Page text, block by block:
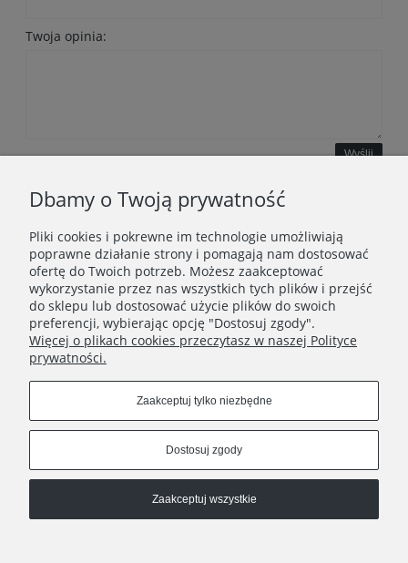
Twoja opinia:
Wyślij
WAŻNE INFORMACJE
POLECANE STRONY
Dbamy o Twoją prywatność
Pliki cookies i pokrewne im technologie umożliwiają
poprawne działanie strony i pomagają nam dostosować
ofertę do Twoich potrzeb. Możesz zaakceptować
wykorzystanie przez nas wszystkich tych plików i przejść
do sklepu lub dostosować użycie plików do swoich
preferencji, wybierając opcję "Dostosuj zgody".
Więcej o plikach cookies przeczytasz w naszej Polityce
prywatności.
Zaakceptuj tylko niezbędne
Dostosuj zgody
Zaakceptuj wszystkie